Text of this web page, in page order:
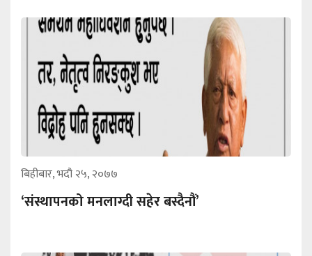
बिहीबार, भदौ २५, २०७७
‘संस्थापनको मनलाग्दी सहेर बस्दैनौं’